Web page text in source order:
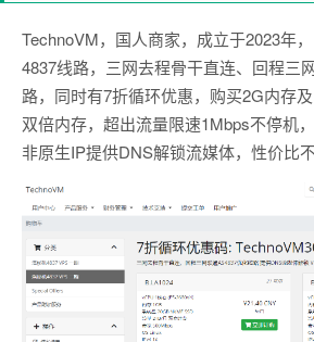
TechnoVM，国人商家，成立于2023年
4837线路，三网去程骨干直连、回程三
路，同时有7折循环优惠，购买2G内存
双倍内存，超出流量限速1Mbps不停机
非原生IP提供DNS解锁流媒体，性价比